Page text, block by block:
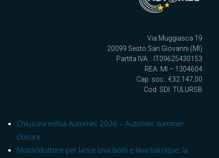
Via Muggiasca 19
20099 Sesto San Giovanni (MI)
Partita IVA: : IT09625430153
REA: MI – 1304604
Cap. soc.: €32.147,00
Cod. SDI: TULURSB
Chiusura estiva Automec 2026 – Automec summer
closure
Motoriduttore per lance lava botti e lava barrique: la